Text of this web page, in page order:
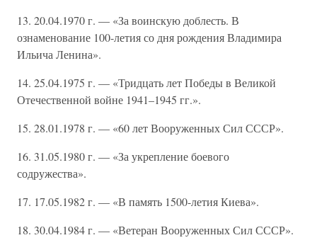
13. 20.04.1970 г. — «За воинскую доблесть. В
ознаменование 100-летия со дня рождения Владимира
Ильича Ленина».
14. 25.04.1975 г. — «Тридцать лет Победы в Великой
Отечественной войне 1941–1945 гг.».
15. 28.01.1978 г. — «60 лет Вооруженных Сил СССР».
16. 31.05.1980 г. — «За укрепление боевого
содружества».
17. 17.05.1982 г. — «В память 1500-летия Киева».
18. 30.04.1984 г. — «Ветеран Вооруженных Сил СССР».